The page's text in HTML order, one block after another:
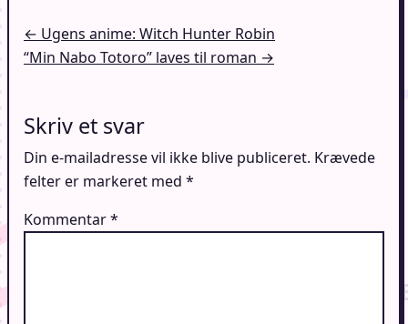
Indlægsnavigation
← Ugens anime: Witch Hunter Robin
“Min Nabo Totoro” laves til roman →
Skriv et svar
Din e-mailadresse vil ikke blive publiceret. Krævede
felter er markeret med *
Kommentar*